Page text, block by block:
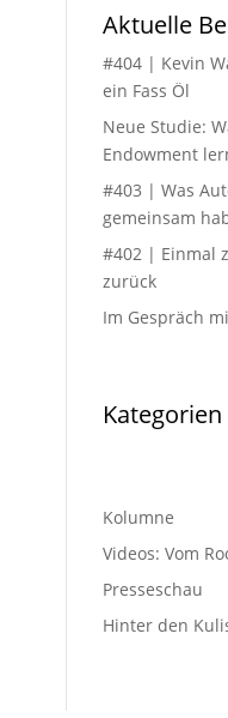
Aktuelle
#404 | Kevin
ein Fass Öl
Neue Studie:
Endowment
#403 | Was
gemeinsam
#402 | Einmal
zurück
Im Gespräch
Kategorien
Kolumne
Videos: Vom
Presseschau
Hinter den